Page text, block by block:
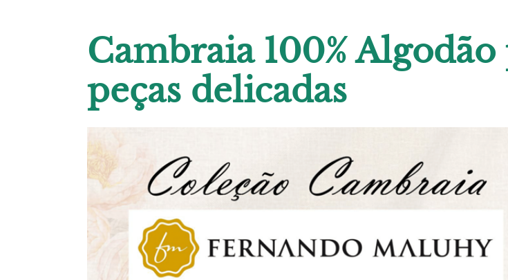
Cambraia 100%
peças delicadas